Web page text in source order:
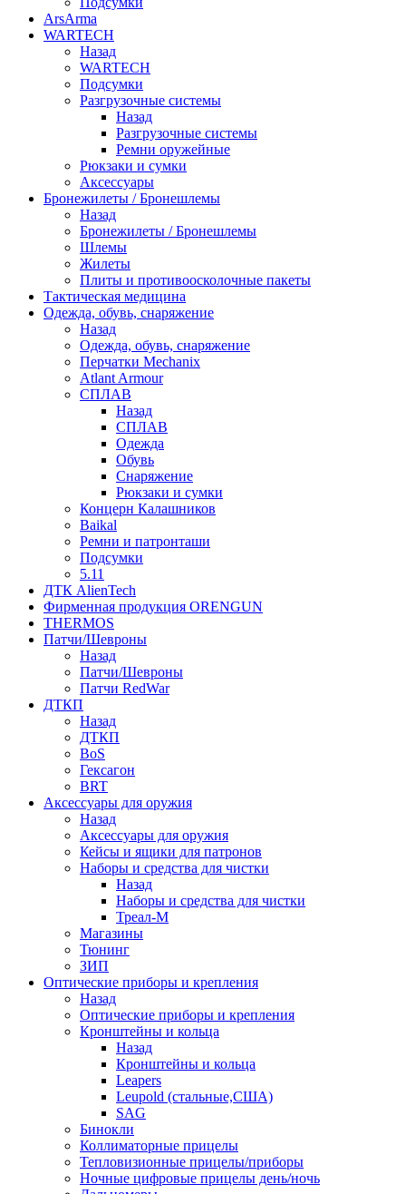
ArsArma
WARTECH
Назад
WARTECH
Подсумки
Разгрузочные системы
Назад
Разгрузочные системы
Ремни оружейные
Рюкзаки и сумки
Аксессуары
Бронежилеты / Бронешлемы
Назад
Бронежилеты / Бронешлемы
Шлемы
Жилеты
Плиты и противоосколочные пакеты
Тактическая медицина
Одежда, обувь, снаряжение
Назад
Одежда, обувь, снаряжение
Перчатки Mechanix
Atlant Armour
СПЛАВ
Назад
СПЛАВ
Одежда
Обувь
Снаряжение
Рюкзаки и сумки
Концерн Калашников
Baikal
Ремни и патронташи
Подсумки
5.11
ДТК AlienTech
Фирменная продукция ORENGUN
THERMOS
Патчи/Шевроны
Назад
Патчи/Шевроны
Патчи RedWar
ДТКП
Назад
ДТКП
BoS
Гексагон
BRT
Аксессуары для оружия
Назад
Аксессуары для оружия
Кейсы и ящики для патронов
Наборы и средства для чистки
Назад
Наборы и средства для чистки
Треал-М
Магазины
Тюнинг
ЗИП
Оптические приборы и крепления
Назад
Оптические приборы и крепления
Кронштейны и кольца
Назад
Кронштейны и кольца
Leapers
Leupold (стальные,США)
SAG
Бинокли
Коллиматорные прицелы
Тепловизионные прицелы/приборы
Ночные цифровые прицелы день/ночь